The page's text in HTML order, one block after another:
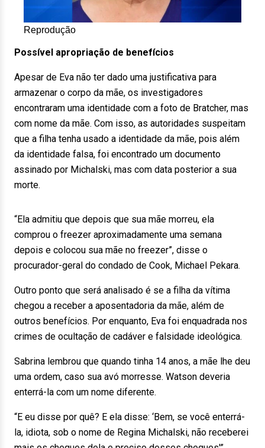
Reprodução
Possível apropriação de benefícios
Apesar de Eva não ter dado uma justificativa para
armazenar o corpo da mãe, os investigadores
encontraram uma identidade com a foto de Bratcher, mas
com nome da mãe. Com isso, as autoridades suspeitam
que a filha tenha usado a identidade da mãe, pois além
da identidade falsa, foi encontrado um documento
assinado por Michalski, mas com data posterior a sua
morte.
“Ela admitiu que depois que sua mãe morreu, ela
comprou o freezer aproximadamente uma semana
depois e colocou sua mãe no freezer”, disse o
procurador-geral do condado de Cook, Michael Pekara.
Outro ponto que será analisado é se a filha da vítima
chegou a receber a aposentadoria da mãe, além de
outros benefícios. Por enquanto, Eva foi enquadrada nos
crimes de ocultação de cadáver e falsidade ideológica.
Sabrina lembrou que quando tinha 14 anos, a mãe lhe deu
uma ordem, caso sua avó morresse. Watson deveria
enterrá-la com um nome diferente.
“E eu disse por quê? E ela disse: ‘Bem, se você enterrá-
la, idiota, sob o nome de Regina Michalski, não receberei